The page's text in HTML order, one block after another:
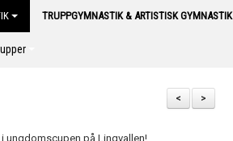
TRUPPGYMNASTIK & ARTISTISK GYMNASTIK
>
<
ungdomscupen på Lingvallen!